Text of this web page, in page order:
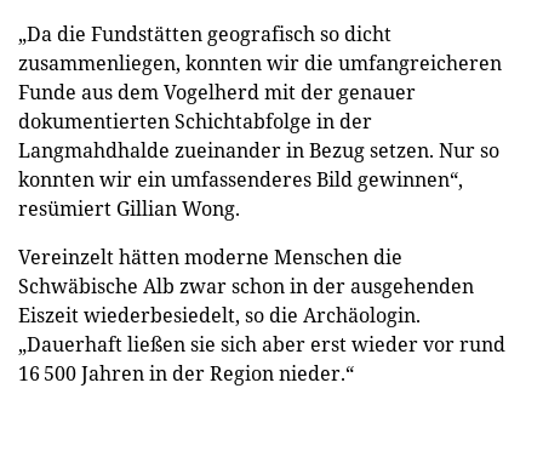
„Da die Fundstätten geografisch so dicht
zusammenliegen, konnten wir die umfangreicheren
Funde aus dem Vogelherd mit der genauer
dokumentierten Schichtabfolge in der
Langmahdhalde zueinander in Bezug setzen. Nur so
konnten wir ein umfassenderes Bild gewinnen“,
resümiert Gillian Wong.
Vereinzelt hätten moderne Menschen die
Schwäbische Alb zwar schon in der ausgehenden
Eiszeit wiederbesiedelt, so die Archäologin.
„Dauerhaft ließen sie sich aber erst wieder vor rund
16 500 Jahren in der Region nieder.“